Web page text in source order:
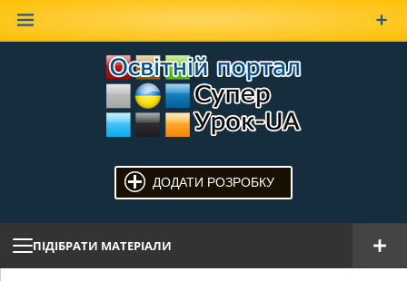
ДОДАТИ РОЗРОБКУ
ПІДІБРАТИ МАТЕРІАЛИ